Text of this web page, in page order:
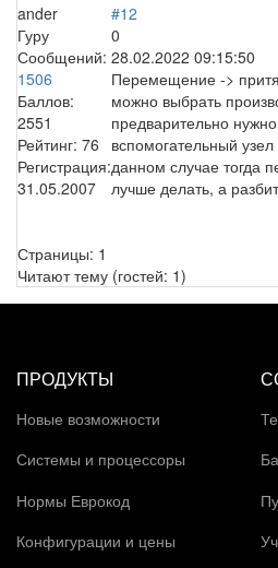
ander
Гуру
Сообщений:
1506
Баллов:
2551
Рейтинг: 76
Регистрация:
31.05.2007
#12
0
28.02.2022 09:15:50
Перемещение ->
можно выбрать
предварительно
вспомогательный
данном случае тогда
лучше делать, а
Страницы: 1
Читают тему (гостей: 1)
ПРОДУКТЫ
Новые возможности
Системы и процессоры
Нормы Еврокод
Конфигурации и цены